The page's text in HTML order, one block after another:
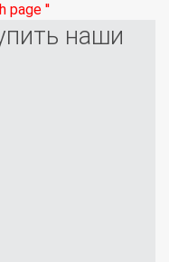
page ''
наши